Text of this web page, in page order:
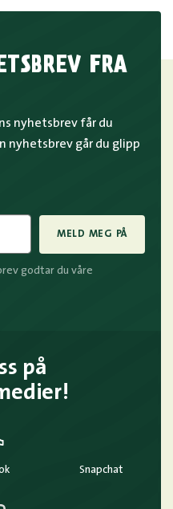
FRA
nyhetsbrev får du
nyhetsbrev går du glipp
MELD MEG PÅ
godtar du våre
på
Snapchat